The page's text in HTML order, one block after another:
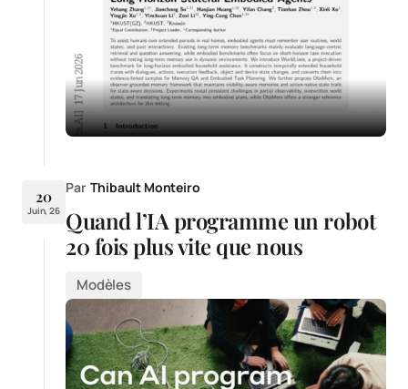
20
Juin, 26
Par Thibault Monteiro
Quand l’IA programme un robot
20 fois plus vite que nous
Modèles